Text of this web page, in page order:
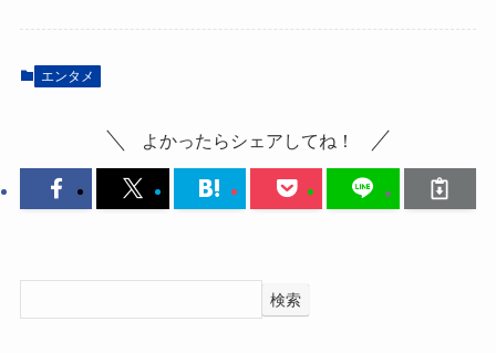
エンタメ
よかったらシェアしてね！
検索